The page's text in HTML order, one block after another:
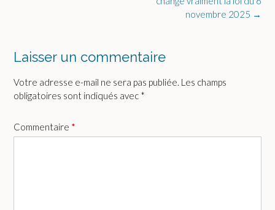
novembre 2025 →
Laisser un commentaire
Votre adresse e-mail ne sera pas publiée. Les champs
obligatoires sont indiqués avec *
Commentaire *